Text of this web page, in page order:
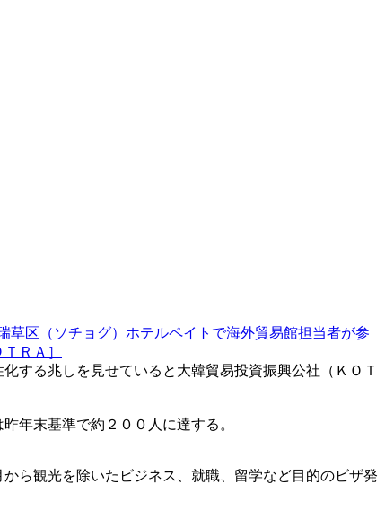
草区（ソチョグ）ホテルペイトで海外貿易館担当者が参
ＲＡ］
する兆しを見せていると大韓貿易投資振興公社（ＫＯＴ
年末基準で約２００人に達する。
ら観光を除いたビジネス、就職、留学など目的のビザ発